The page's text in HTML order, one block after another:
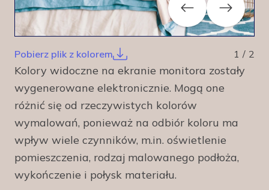
Previous Next
Pobierz plik z kolorem 1 / 2
Kolory widoczne na ekranie monitora zostały
wygenerowane elektronicznie. Mogą one
różnić się od rzeczywistych kolorów
wymalowań, ponieważ na odbiór koloru ma
wpływ wiele czynników, m.in. oświetlenie
pomieszczenia, rodzaj malowanego podłoża,
wykończenie i połysk materiału.